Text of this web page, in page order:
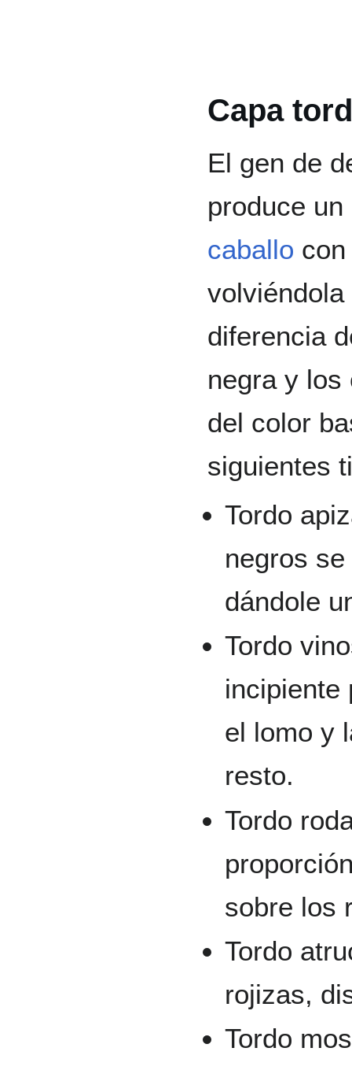
Capa
El gen de
produce
caballo
diferencia
negra y los
del color
siguientes
Tordo
negros
dándole
Tordo
incipiente
el lomo y
resto.
Tordo
sobre los
Tordo
rojizas,
Tordo